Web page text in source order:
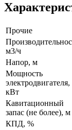
Прочие
м3/ч
Напор, м
Мощность
электродвигателя,
кВт
Кавитационный
запас (не более), м
КПД, %